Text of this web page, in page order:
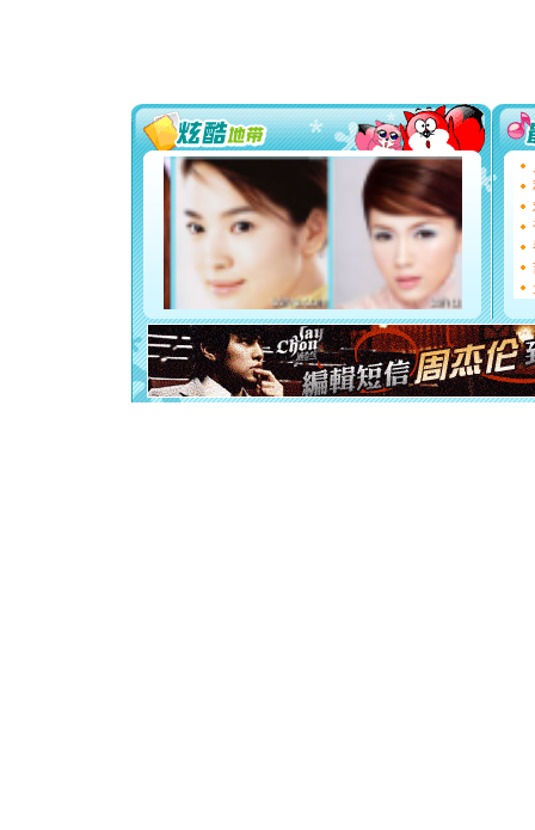
你太多，
要平安！
[圣诞节]
能正大
都要快乐
[圣诞节]
如意,快
[元旦]
看
断电。
你是我
[元旦]
起；二是
离。水晶
[元旦]当
泣，这痛
卖了。水